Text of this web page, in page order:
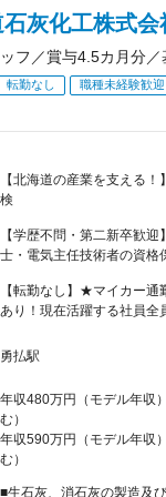
灰化工株式
フ／賞与4.5カ月分
転勤なし 職種未経験歓迎
【北海道の産業を支える
検
【学歴不問・第二新卒歓
士・電気主任技術者の資格
【転勤なし】★マイカー通
あり！現在活躍する社員全
勇払駅
年収480万円（モデル年収
む）
年収590万円（モデル年収
む）
■生石灰、消石灰の製造及